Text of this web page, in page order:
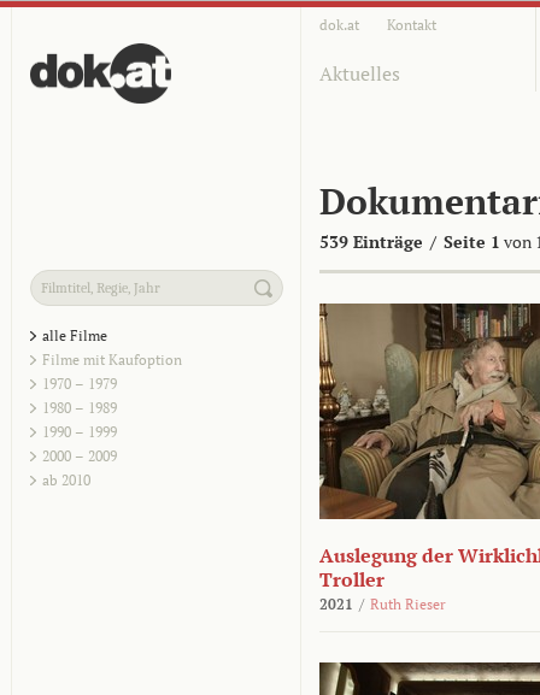
dok.at Kontakt
Aktuelles
539 Einträge / Seite 1 von
alle Filme
Filme mit Kaufoption
1970 – 1979
1980 – 1989
1990 – 1999
2000 – 2009
ab 2010
Auslegung der
Troller
2021 / Ruth Rieser